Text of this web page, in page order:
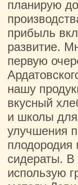
планирую
прибыль
развитие.
первую
нашу
вкусный
и школы
улучшения
плодородия
сидераты. В
использую